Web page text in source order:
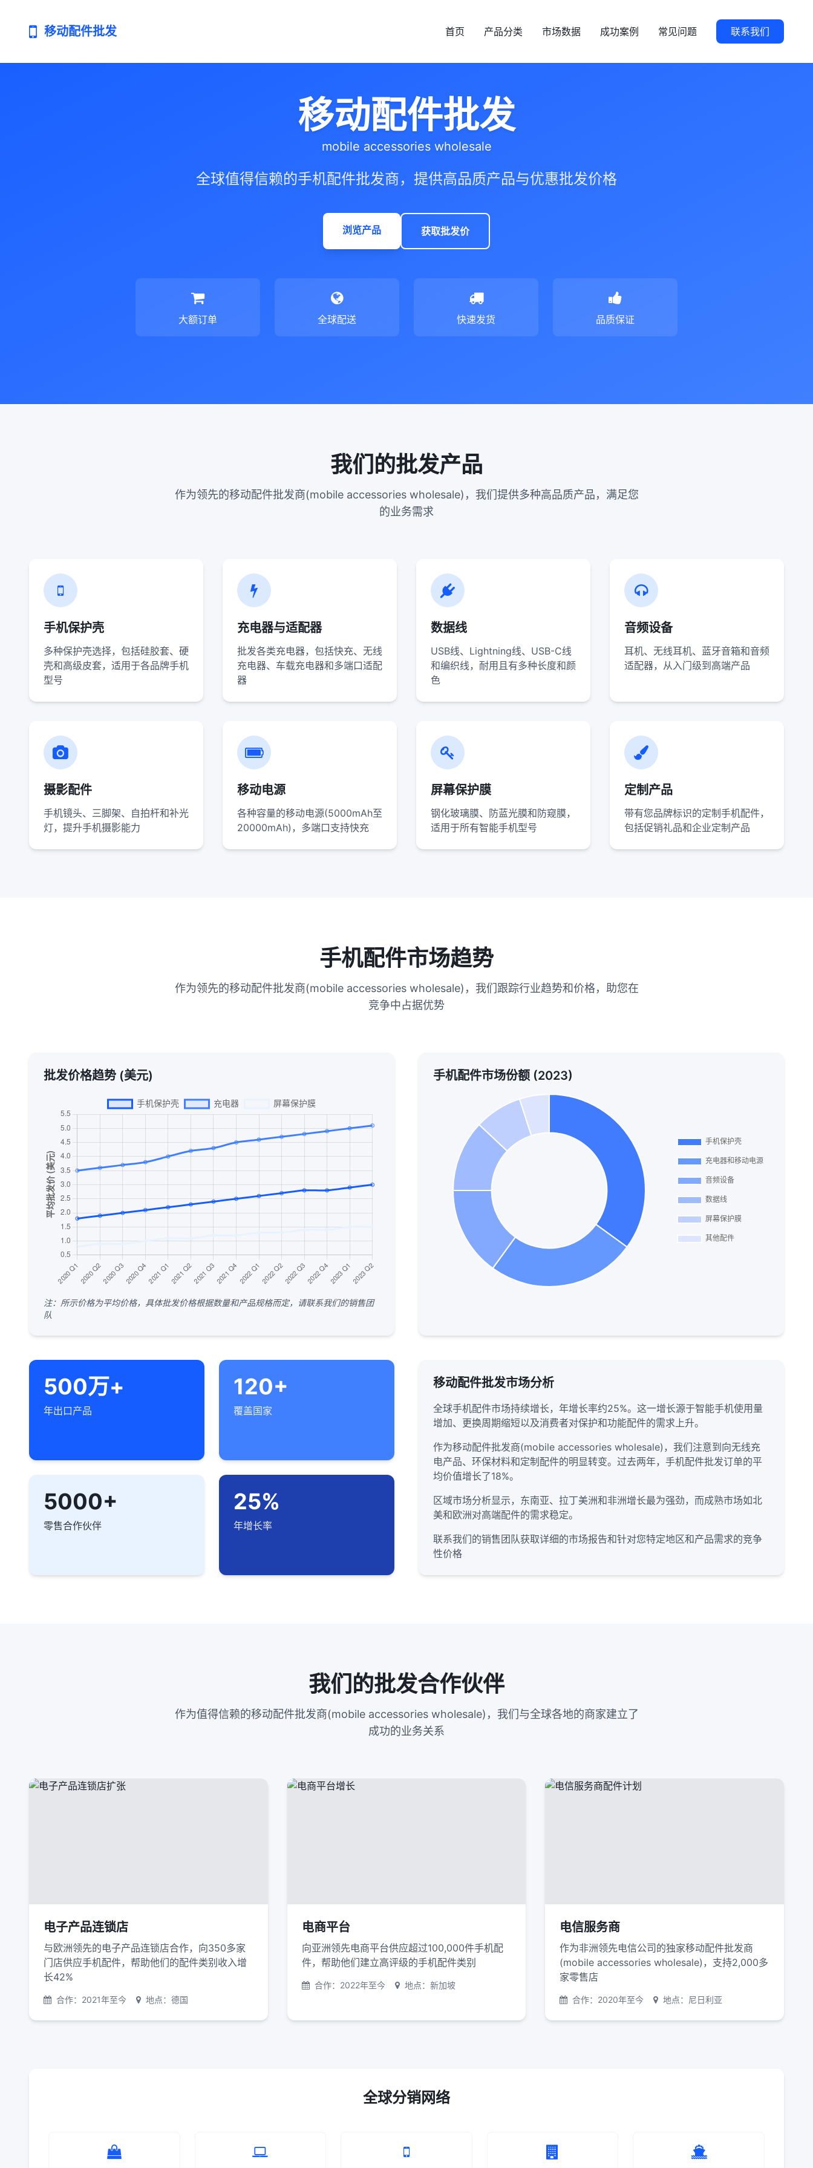
移动配件批发 首页 产品分类 市场数据 成功案例 常见问题 联系我们
移动配件批发
mobile accessories wholesale
全球值得信赖的手机配件批发商，提供高品质产品与优惠批发价格
浏览产品 获取批发价
大额订单 全球配送 快速发货 品质保证
我们的批发产品
作为领先的移动配件批发商(mobile accessories wholesale)，我们提供多种高品质产品，满足您
的业务需求
手机保护壳
多种保护壳选择，包括硅胶套、硬
壳和高级皮套，适用于各品牌手机
型号
充电器与适配器
批发各类充电器，包括快充、无线
充电器、车载充电器和多端口适配
器
数据线
USB线、Lightning线、USB-C线
和编织线，耐用且有多种长度和颜
色
音频设备
耳机、无线耳机、蓝牙音箱和音频
适配器，从入门级到高端产品
摄影配件
手机镜头、三脚架、自拍杆和补光
灯，提升手机摄影能力
移动电源
各种容量的移动电源(5000mAh至
20000mAh)，多端口支持快充
屏幕保护膜
钢化玻璃膜、防蓝光膜和防窥膜，
适用于所有智能手机型号
定制产品
带有您品牌标识的定制手机配件，
包括促销礼品和企业定制产品
手机配件市场趋势
作为领先的移动配件批发商(mobile accessories wholesale)，我们跟踪行业趋势和价格，助您在
竞争中占据优势
批发价格趋势 (美元)
注：所示价格为平均价格，具体批发价格根据数量和产品规格而定，请联系我们的销售团
队
手机配件市场份额 (2023)
500万+
年出口产品
120+
覆盖国家
5000+
零售合作伙伴
25%
年增长率
移动配件批发市场分析
全球手机配件市场持续增长，年增长率约25%。这一增长源于智能手机使用量
增加、更换周期缩短以及消费者对保护和功能配件的需求上升。
作为移动配件批发商(mobile accessories wholesale)，我们注意到向无线充
电产品、环保材料和定制配件的明显转变。过去两年，手机配件批发订单的平
均价值增长了18%。
区域市场分析显示，东南亚、拉丁美洲和非洲增长最为强劲，而成熟市场如北
美和欧洲对高端配件的需求稳定。
联系我们的销售团队获取详细的市场报告和针对您特定地区和产品需求的竞争
性价格
我们的批发合作伙伴
作为值得信赖的移动配件批发商(mobile accessories wholesale)，我们与全球各地的商家建立了
成功的业务关系
电子产品连锁店
与欧洲领先的电子产品连锁店合作，向350多家
门店供应手机配件，帮助他们的配件类别收入增
长42%
合作：2021年至今 地点：德国
电商平台
向亚洲领先电商平台供应超过100,000件手机配
件，帮助他们建立高评级的手机配件类别
合作：2022年至今 地点：新加坡
电信服务商
作为非洲领先电信公司的独家移动配件批发商
(mobile accessories wholesale)，支持2,000多
家零售店
合作：2020年至今 地点：尼日利亚
全球分销网络